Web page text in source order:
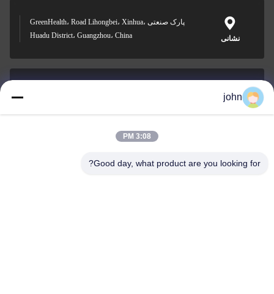
نشانی
پارک صنعتی GreenHealth، Road Lihongbei، Xinhua،
Huadu District، Guangzhou، China
پست الکترونیک
0086-153-7406-6785
john
3:08 PM
Good day, what product are you looking for?